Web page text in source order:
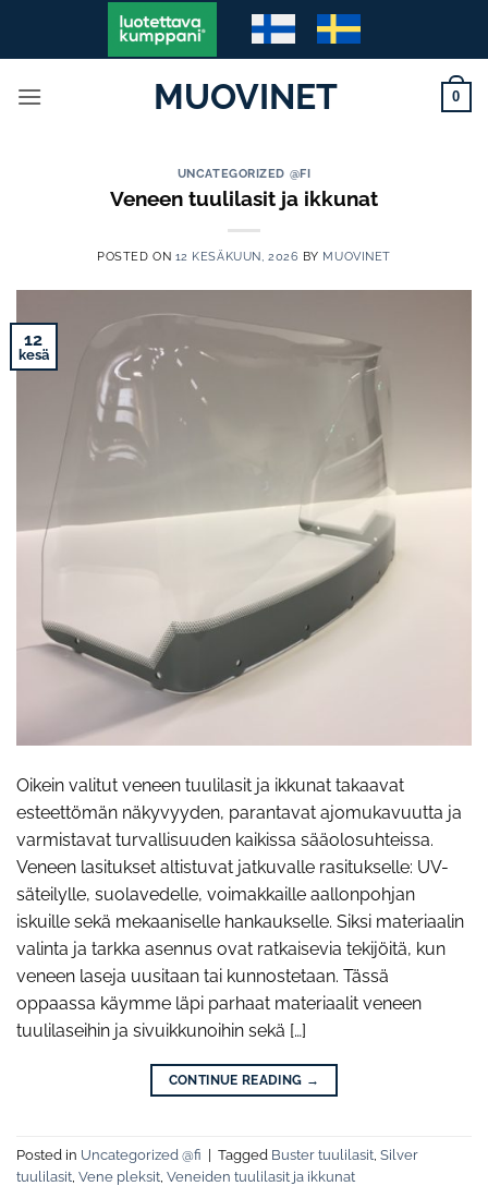
MUOVINET 0
UNCATEGORIZED @FI
Veneen tuulilasit ja ikkunat
POSTED ON 12 KESÄKUUN, 2026 BY MUOVINET
12
kesä
Oikein valitut veneen tuulilasit ja ikkunat takaavat
esteettömän näkyvyyden, parantavat ajomukavuutta ja
varmistavat turvallisuuden kaikissa sääolosuhteissa.
Veneen lasitukset altistuvat jatkuvalle rasitukselle: UV-
säteilylle, suolavedelle, voimakkaille aallonpohjan
iskuille sekä mekaaniselle hankaukselle. Siksi materiaalin
valinta ja tarkka asennus ovat ratkaisevia tekijöitä, kun
veneen laseja uusitaan tai kunnostetaan. Tässä
oppaassa käymme läpi parhaat materiaalit veneen
tuulilaseihin ja sivuikkunoihin sekä […]
CONTINUE READING →
Posted in Uncategorized @fi | Tagged Buster tuulilasit Silver
tuulilasit Vene pleksit Veneiden tuulilasit ja ikkunat